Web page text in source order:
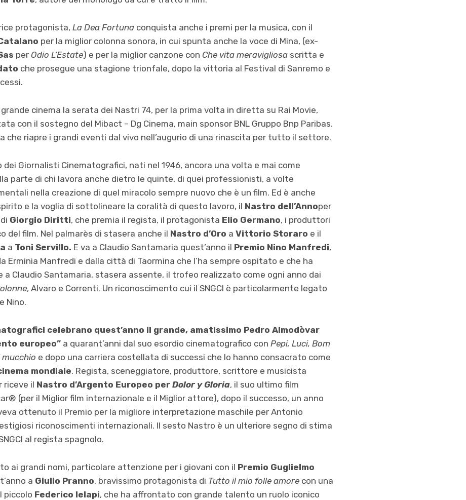
protagonista, La Dea Fortuna conquista anche i premi per la musica, con il
per la miglior colonna sonora, in cui spunta anche la voce di Mina, (ex-
per Odio L’Estate) e per la miglior canzone con Che vita meravigliosa scritta e
che prosegue una stagione trionfale, dopo la vittoria al Festival di Sanremo e
cinema la serata dei Nastri 74, per la prima volta in diretta su Rai Movie,
con il sostegno del Mibact – Dg Cinema, main sponsor BNL Gruppo Bnp Paribas.
che riapre i grandi eventi dal vivo nell’augurio di una rinascita per tutto il settore.
dei Giornalisti Cinematografici, nati nel 1946, ancora una volta e mai come
parte di chi lavora anche dietro le quinte, di quei professionisti, a volte
nella creazione di quel miracolo sempre nuovo che è un film. Ed è anche
e la voglia di sottolineare la coralità di questo lavoro, il Nastro dell’Annoper
Giorgio Diritti, che premia il regista, il protagonista Elio Germano, i produttori
del film. Nel palmarès di stasera anche il Nastro d’Oro a Vittorio Storaro e il
a Toni Servillo. E va a Claudio Santamaria quest’anno il Premio Nino Manfredi,
Erminia Manfredi e dalla città di Taormina che l’ha sempre ospitato e che ha
Claudio Santamaria, stasera assente, il trofeo realizzato come ogni anno dai
, Alvaro e Correnti. Un riconoscimento cui il SNGCI è particolarmente legato
Nino.
celebrano quest’anno il grande, amatissimo Pedro Almodòvar
europeo” a quarant’anni dal suo esordio cinematografico con Pepi, Luci, Bom
mucchio e dopo una carriera costellata di successi che lo hanno consacrato come
mondiale. Regista, sceneggiatore, produttore, scrittore e musicista
riceve il Nastro d’Argento Europeo per Dolor y Gloria, il suo ultimo film
(per il Miglior film internazionale e il Miglior attore), dopo il successo, un anno
ottenuto il Premio per la migliore interpretazione maschile per Antonio
riconoscimenti internazionali. Il sesto Nastro è un ulteriore segno di stima
al regista spagnolo.
ai grandi nomi, particolare attenzione per i giovani con il Premio Guglielmo
a Giulio Pranno, bravissimo protagonista di Tutto il mio folle amore con una
piccolo Federico Ielapi, che ha affrontato con grande talento un ruolo iconico